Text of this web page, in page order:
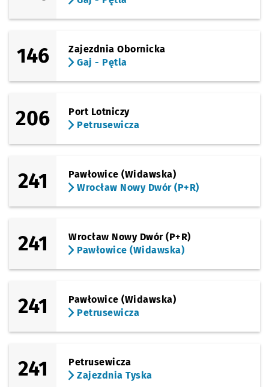
146
Zajezdnia Obornicka
Gaj - Pętla
206
Port Lotniczy
Petrusewicza
241
Pawłowice (Widawska)
Wrocław Nowy Dwór (P+R)
241
Wrocław Nowy Dwór (P+R)
Pawłowice (Widawska)
241
Pawłowice (Widawska)
Petrusewicza
241
Petrusewicza
Zajezdnia Tyska